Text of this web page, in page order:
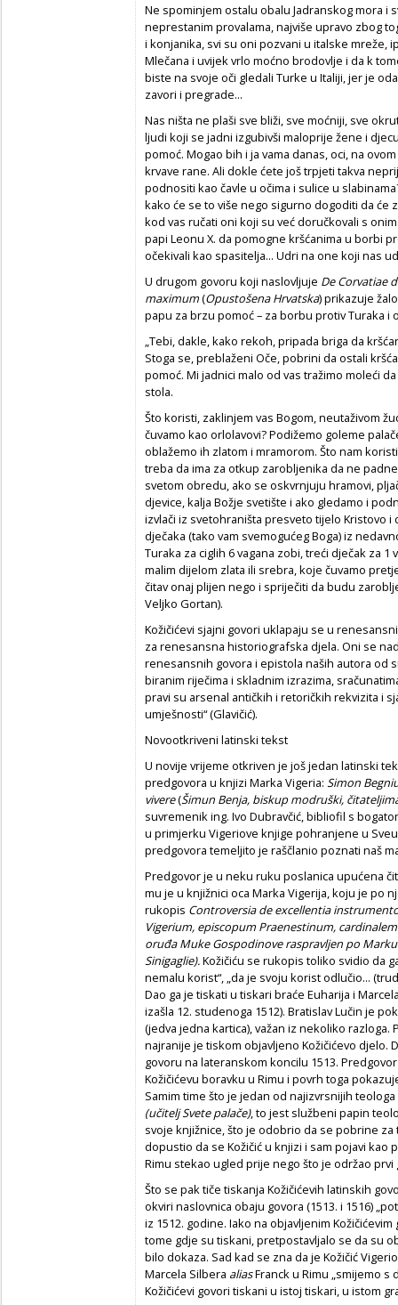
Ne spominjem ostalu obalu Jadranskog mora i
neprestanim provalama, najviše upravo zbog
i konjanika, svi su oni pozvani u italske mreže,
Mlečana i uvijek vrlo moćno brodovlje i da k
biste na svoje oči gledali Turke u Italiji, jer je
zavori i pregrade...
Nas ništa ne plaši sve bliži, sve moćniji, sve
ljudi koji se jadni izgubivši maloprije žene i
pomoć. Mogao bih i ja vama danas, oci, na
krvave rane. Ali dokle ćete još trpjeti takva
podnositi kao čavle u očima i sulice u
kako će se to više nego sigurno dogoditi da će
kod vas ručati oni koji su već doručkovali s
papi Leonu X. da pomogne kršćanima u borbi
očekivali kao spasitelja... Udri na one koji nas
U drugom govoru koji naslovljuje De Corvatiae
maximum(Opustošena Hrvatska) prikazuje
papu za brzu pomoć – za borbu protiv Turaka i
„Tebi, dakle, kako rekoh, pripada briga da
Stoga se, preblaženi Oče, pobrini da ostali
pomoć. Mi jadnici malo od vas tražimo moleći
stola.
Što koristi, zaklinjem vas Bogom, neutaživom
čuvamo kao orlolavovi? Podižemo goleme
oblažemo ih zlatom i mramorom. Što nam
treba da ima za otkup zarobljenika da ne
svetom obredu, ako se oskvrnjuju hramovi,
djevice, kalja Božje svetište i ako gledamo i
izvlači iz svetohraništa presveto tijelo Kristovo i
dječaka (tako vam svemogućeg Boga) iz
Turaka za ciglih 6 vagana zobi, treći dječak za
malim dijelom zlata ili srebra, koje čuvamo
čitav onaj plijen nego i spriječiti da budu
Veljko Gortan).
Kožičićevi sjajni govori uklapaju se u
za renesansna historiografska djela. Oni se
renesansnih govora i epistola naših autora od
biranim riječima i skladnim izrazima,
pravi su arsenal antičkih i retoričkih rekvizita i
umješnosti“ (Glavičić).
Novootkriveni latinski tekst
U novije vrijeme otkriven je još jedan latinski
predgovora u knjizi Marka Vigeria: Simon
vivere(Šimun Benja, biskup modruški, č
suvremenik ing. Ivo Dubravčić, bibliofil s
u primjerku Vigeriove knjige pohranjene u
predgovora temeljito je raščlanio poznati naš
Predgovor je u neku ruku poslanica upućena
mu je u knjižnici oca Marka Vigerija, koju je po
rukopis Controversia de excellentia
Vigerium, episcopum Praenestinum,
oruđa Muke Gospodinove raspravljen po
Sinigaglie).Kožičiću se rukopis toliko svidio da
nemalu korist“, „da je svoju korist odlučio...
Dao ga je tiskati u tiskari braće Euharija i
izašla 12. studenoga 1512). Bratislav Lučin je
(jedva jedna kartica), važan iz nekoliko
najranije je tiskom objavljeno Kožičićevo djelo.
govoru na lateranskom koncilu 1513.
Kožičićevu boravku u Rimu i povrh toga
Samim time što je jedan od najizvrsnijih
(učitelj Svete palače), to jest službeni papin
svoje knjižnice, što je odobrio da se pobrine
dopustio da se Kožičić u knjizi i sam pojavi kao
Rimu stekao ugled prije nego što je održao
Što se pak tiče tiskanja Kožičićevih latinskih
okviri naslovnica obaju govora (1513. i 1516)
iz 1512. godine. Iako na objavljenim
tome gdje su tiskani, pretpostavljalo se da su
bilo dokaza. Sad kad se zna da je Kožičić
Marcela Silbera aliasFranck u Rimu „smijemo
Kožičićevi govori tiskani u istoj tiskari, u istom